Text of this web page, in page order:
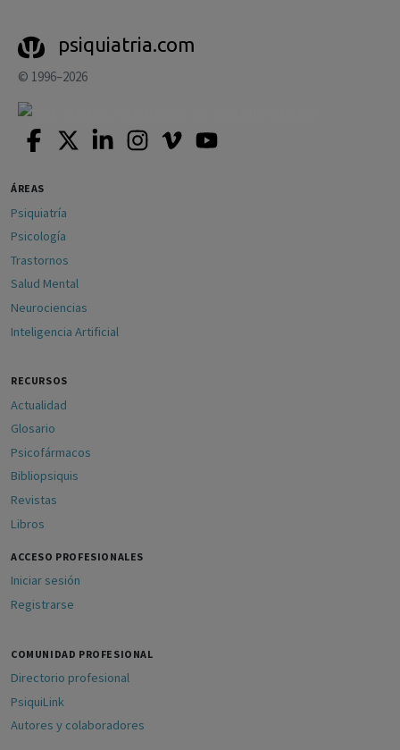
psiquiatria.com
© 1996–2026
ÁREAS
Psiquiatría
Psicología
Trastornos
Salud Mental
Neurociencias
Inteligencia Artificial
RECURSOS
Actualidad
Glosario
Psicofármacos
Bibliopsiquis
Revistas
Libros
ACCESO PROFESIONALES
Iniciar sesión
Registrarse
COMUNIDAD PROFESIONAL
Directorio profesional
PsiquiLink
Autores y colaboradores